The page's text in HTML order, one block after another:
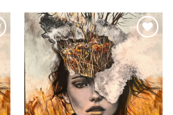
Adicionar
Wishlist